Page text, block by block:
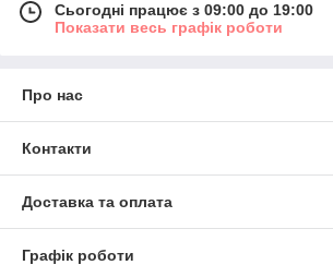
Сьогодні працює з 09:00 до 19:00
Показати весь графік роботи
Про нас
Контакти
Доставка та оплата
Графік роботи